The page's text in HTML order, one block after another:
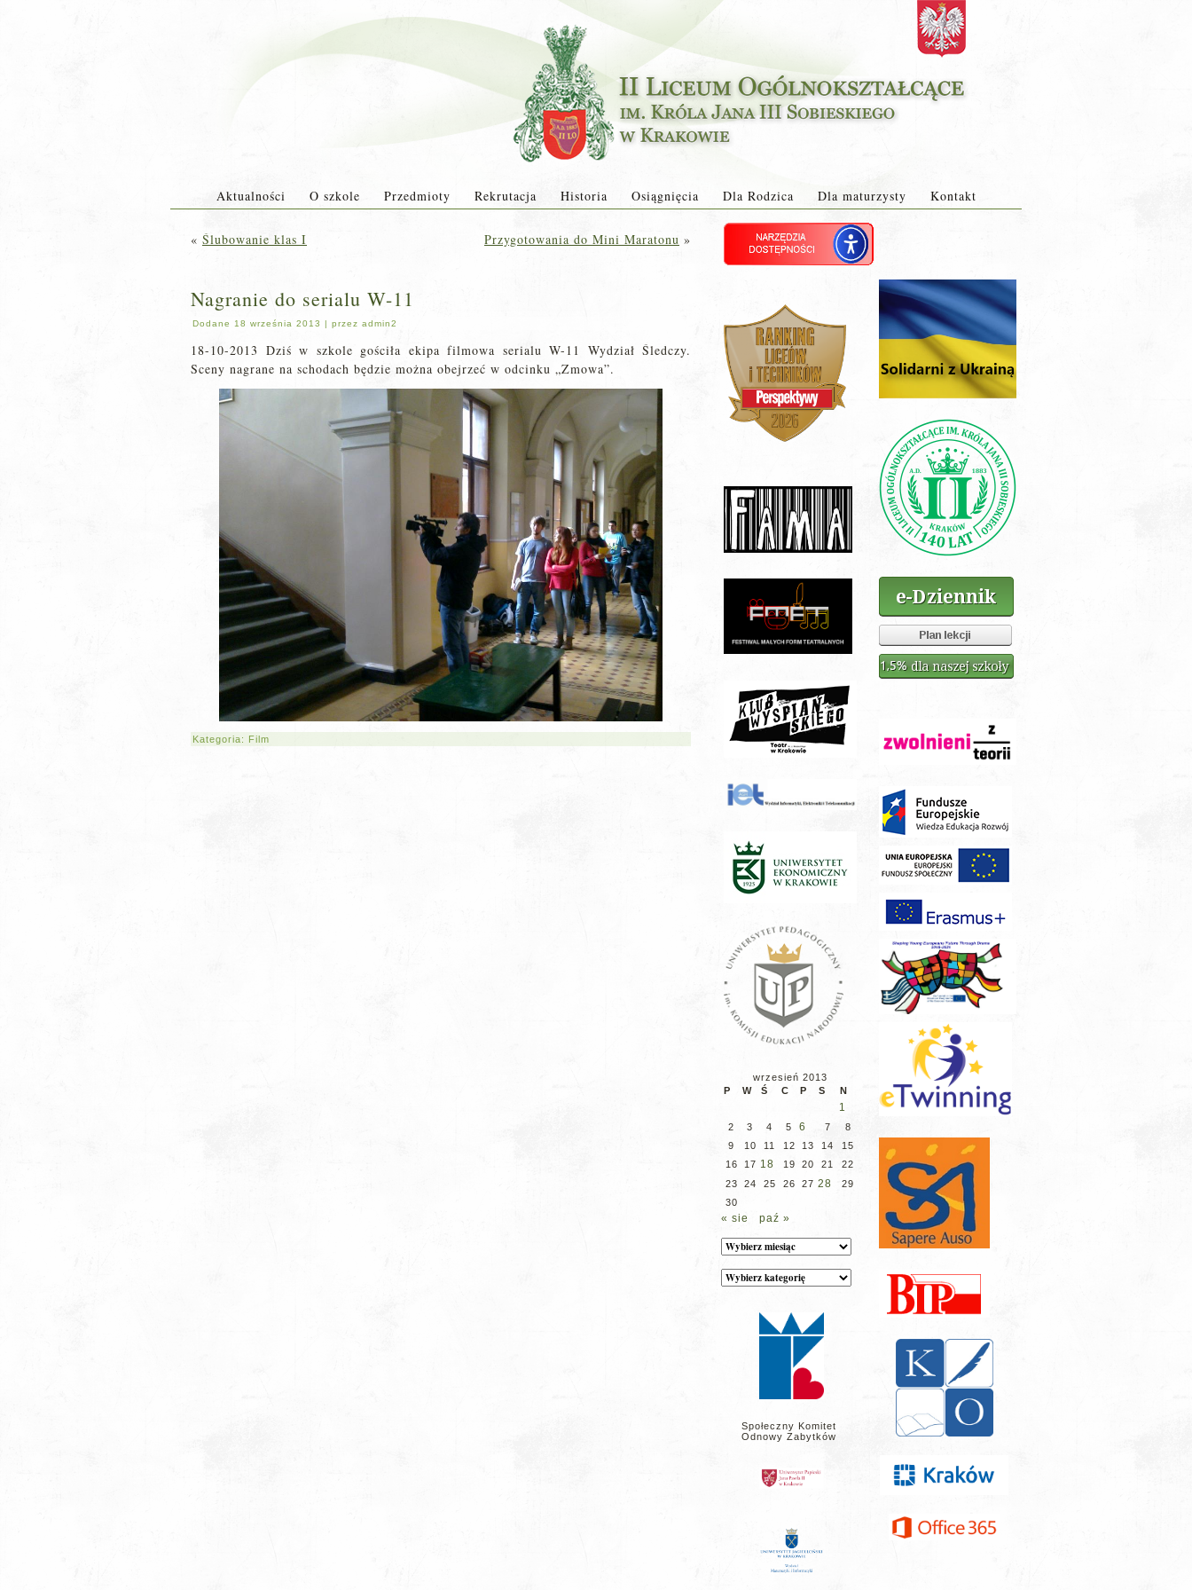
Aktualności O szkole Przedmioty Rekrutacja Historia Osiągnięcia Dla Rodzica Dla maturzysty Kontakt
« Ślubowanie klas I Przygotowania do Mini Maratonu »
Nagranie do serialu W-11
Dodane 18 września 2013 | przez admin2
18-10-2013 Dziś w szkole gościła ekipa filmowa serialu W-11 Wydział Śledczy.
Sceny nagrane na schodach będzie można obejrzeć w odcinku „Zmowa”.
Kategoria: Film
wrzesień 2013
P
W Ś C P S N
1
2 3 4 5 6 7
8
9
10 11 12 13 14
15
16
17 18 19 20 21
22
23
24 25 26 27 28
29
30
« sie paź »
Archiwum
Kategorie
wpisów
Społeczny Komitet
Odnowy Zabytków